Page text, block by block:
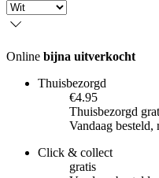
Online bijna uitverkocht
Thuisbezorgd
€4.95
Thuisbezorgd
Vandaag besteld,
Click & collect
gratis